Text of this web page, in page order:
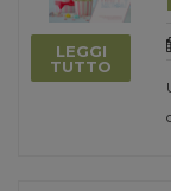
LEGGI
TUTTO